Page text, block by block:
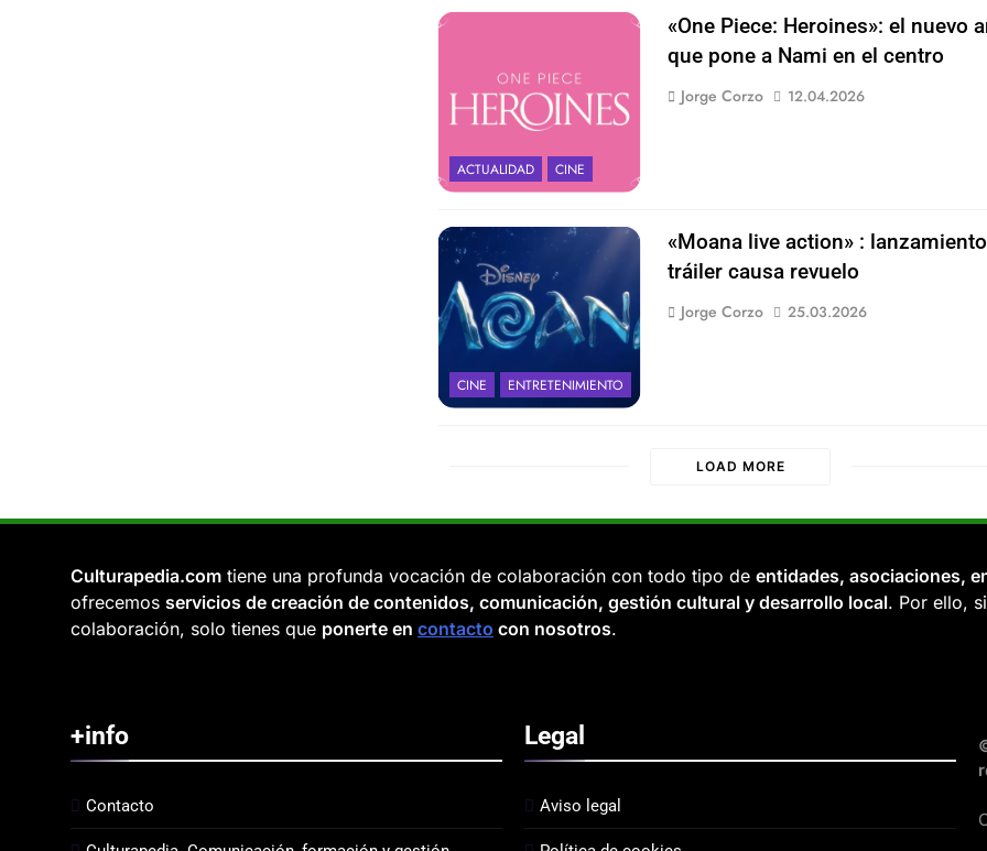
ACTUALIDAD CINE
«One Piece: Heroines»: el nuevo
que pone a Nami en el centro
Jorge Corzo 12.04.2026
CINE ENTRETENIMIENTO
«Moana live action» :
tráiler causa revuelo
Jorge Corzo 25.03.2026
LOAD MORE
Culturapedia.com tiene una profunda vocación de colaboración con todo tipo de entidades, asociaciones,
ofrecemos servicios de creación de contenidos, comunicación, gestión cultural y desarrollo local. Por ello,
colaboración, solo tienes que ponerte en contacto con nosotros.
+info
Contacto
Legal
Aviso legal